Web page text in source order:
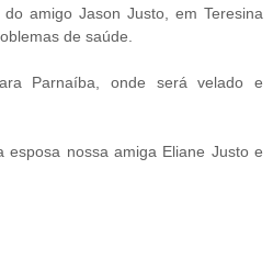
amigo Jason Justo, em Teresina
de saúde.
Parnaíba, onde será velado e
esposa nossa amiga Eliane Justo e